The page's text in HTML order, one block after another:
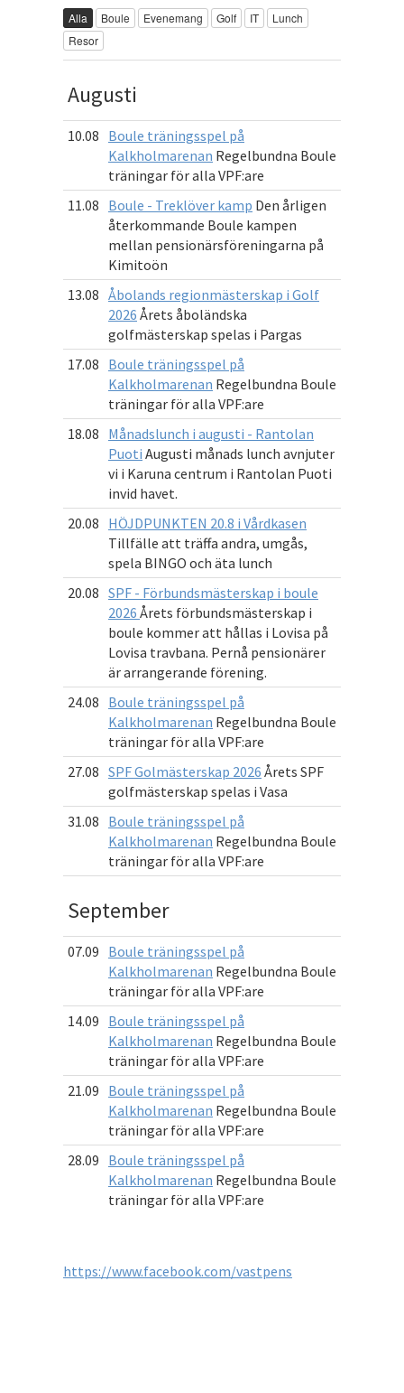
Alla Boule Evenemang Golf IT
Lunch
Resor
Augusti
10.08 Boule träningsspel på
Kalkholmarenan Regelbundna Boule
träningar för alla VPF:are
11.08 Boule - Treklöver kamp Den årligen
återkommande Boule kampen
mellan pensionärsföreningarna på
Kimitoön
13.08 Åbolands regionmästerskap i Golf
2026 Årets åboländska
golfmästerskap spelas i Pargas
17.08 Boule träningsspel på
Kalkholmarenan Regelbundna Boule
träningar för alla VPF:are
18.08 Månadslunch i augusti - Rantolan
Puoti Augusti månads lunch avnjuter
vi i Karuna centrum i Rantolan Puoti
invid havet.
20.08 HÖJDPUNKTEN 20.8 i Vårdkasen
Tillfälle att träffa andra, umgås,
spela BINGO och äta lunch
20.08 SPF - Förbundsmästerskap i boule
2026 Årets förbundsmästerskap i
boule kommer att hållas i Lovisa på
Lovisa travbana. Pernå pensionärer
är arrangerande förening.
24.08 Boule träningsspel på
Kalkholmarenan Regelbundna Boule
träningar för alla VPF:are
27.08 SPF Golmästerskap 2026 Årets SPF
golfmästerskap spelas i Vasa
31.08 Boule träningsspel på
Kalkholmarenan Regelbundna Boule
träningar för alla VPF:are
September
07.09 Boule träningsspel på
Kalkholmarenan Regelbundna Boule
träningar för alla VPF:are
14.09 Boule träningsspel på
Kalkholmarenan Regelbundna Boule
träningar för alla VPF:are
21.09 Boule träningsspel på
Kalkholmarenan Regelbundna Boule
träningar för alla VPF:are
28.09 Boule träningsspel på
Kalkholmarenan Regelbundna Boule
träningar för alla VPF:are
https://www.facebook.com/vastpens